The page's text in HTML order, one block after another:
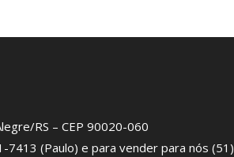
RS – CEP 90020-060
7413 (Paulo) e para vender para nós (51)